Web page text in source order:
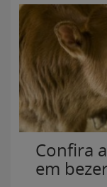
Confira
em